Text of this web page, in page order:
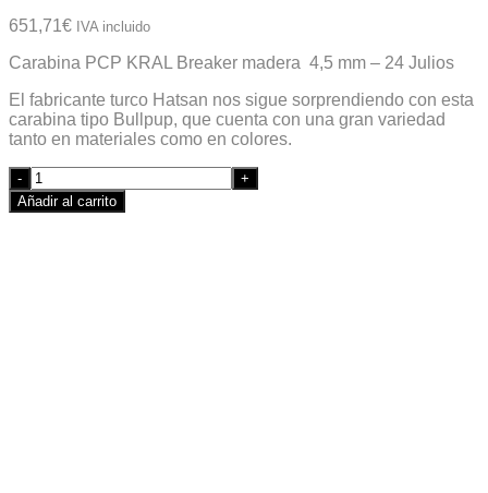
651,71€ IVA incluido
Carabina PCP KRAL Breaker madera 4,5 mm – 24 Julios
El fabricante turco Hatsan nos sigue sorprendiendo con esta
carabina tipo Bullpup, que cuenta con una gran variedad
tanto en materiales como en colores.
Quantity
Añadir al carrito